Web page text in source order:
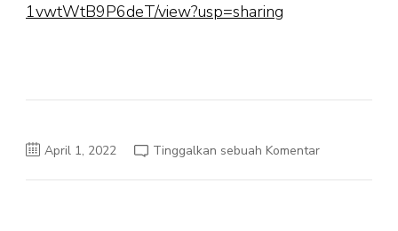
1vwtWtB9P6deT/view?usp=sharing
April 1, 2022 Tinggalkan sebuah Komentarpada